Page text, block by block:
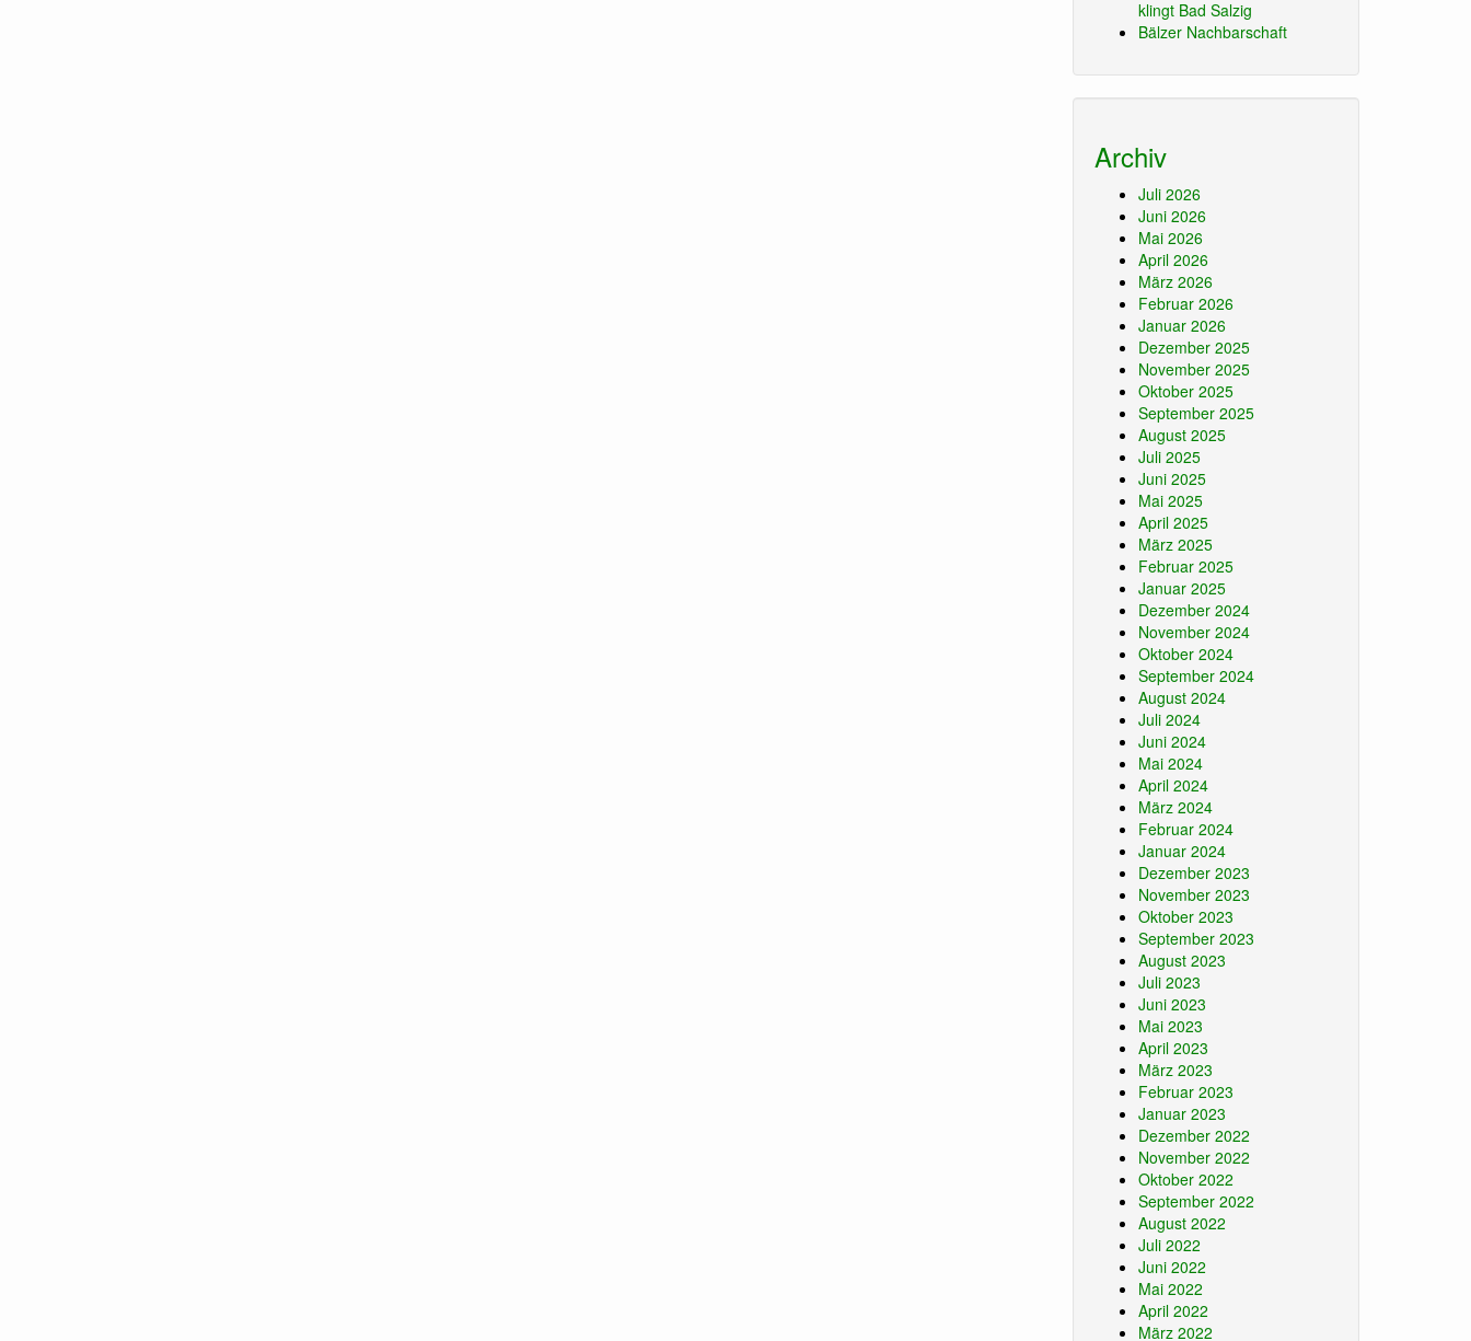
klingt Bad Salzig
Bälzer Nachbarschaft
Archiv
Juli 2026
Juni 2026
Mai 2026
April 2026
März 2026
Februar 2026
Januar 2026
Dezember 2025
November 2025
Oktober 2025
September 2025
August 2025
Juli 2025
Juni 2025
Mai 2025
April 2025
März 2025
Februar 2025
Januar 2025
Dezember 2024
November 2024
Oktober 2024
September 2024
August 2024
Juli 2024
Juni 2024
Mai 2024
April 2024
März 2024
Februar 2024
Januar 2024
Dezember 2023
November 2023
Oktober 2023
September 2023
August 2023
Juli 2023
Juni 2023
Mai 2023
April 2023
März 2023
Februar 2023
Januar 2023
Dezember 2022
November 2022
Oktober 2022
September 2022
August 2022
Juli 2022
Juni 2022
Mai 2022
April 2022
März 2022